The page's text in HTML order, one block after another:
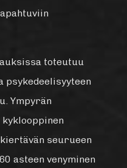
toteutuu
psykedeelisyyteen
Ympyrän
seurueen
asteen venyminen